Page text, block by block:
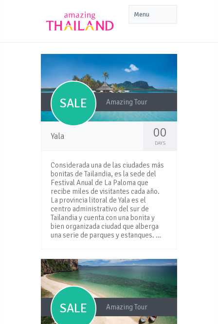
SALE Amazing Tour
Yala 00
DAYS
Considerada una de las ciudades más
bonitas de Tailandia, es la sede del
Festival Anual de La Paloma que
recibe miles de visitantes cada año.
La provincia litoral de Yala es el
centro administrativo del sur de
Tailandia y cuenta con una bonita y
bien organizada ciudad que alberga
una serie de parques y estanques. …
SALE Amazing Tour